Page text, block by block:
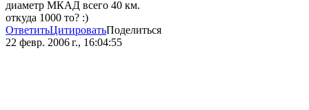
диаметр МКАД всего 40 км.
откуда 1000 то? :)
ОтветитьЦитироватьПоделиться
22 февр. 2006 г., 16:04:55